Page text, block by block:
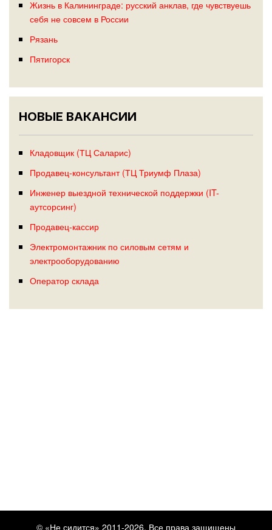
Жизнь в Калининграде: русский анклав, где чувствуешь
себя не совсем в России
Рязань
Пятигорск
НОВЫЕ ВАКАНСИИ
Кладовщик (ТЦ Саларис)
Продавец-консультант (ТЦ Триумф Плаза)
Инженер выездной технической поддержки (IT-
аутсорсинг)
Продавец-кассир
Электромонтажник по силовым сетям и
электрооборудованию
Оператор склада
© «Не сидится» 2011-2026. Все права защищены